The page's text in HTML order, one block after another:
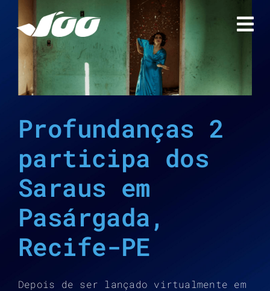
para
conteúdo
Profundanças 2
participa dos
Saraus em
Pasárgada,
Recife-PE
Depois de ser lançado virtualmente em